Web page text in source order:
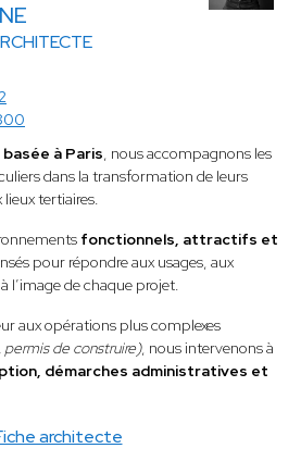
architecte
à Paris, nous accompagnons les
dans la transformation de leurs
tertiaires.
fonctionnels, attractifs et
pour répondre aux usages, aux
l’image de chaque projet.
aux opérations plus complexes
de construire), nous intervenons à
démarches administratives et